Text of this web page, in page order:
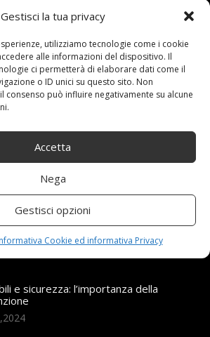
Gestisci la tua privacy
utilizziamo tecnologie come i cookie
alle informazioni del dispositivo. Il
ci permetterà di elaborare dati come il
o ID unici su questo sito. Non
consenso può influire negativamente su alcune
Accetta
Nega
Gestisci opzioni
Cookie ed informativa Privacy
Shop
auto e sostituzione lunotto: le cose
un’icona tra i luxury SUV
ZS Hybrid+: i SUV si fanno ibridi
e sicurezza: l’importanza della